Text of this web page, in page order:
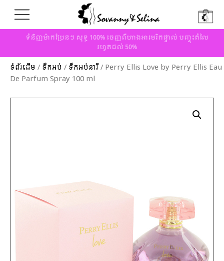
ទំនិញម៉ាកប្រែនៗ សុទ្ធ 100% ចេញពីហាងអាមេរិកផ្ទាល់ បញ្ចុះតំលៃ
រហូតដល់ 50%
ទំព័រដើម / ទឹកអប់ / ទឹកអប់នារី/ Perry Ellis Love by Perry Ellis Eau
De Parfum Spray 100 ml